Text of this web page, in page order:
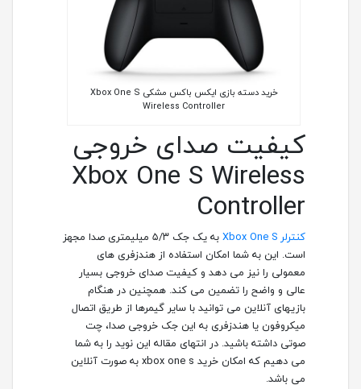
خرید دسته بازی ایکس باکس مشکی Xbox One S
Wireless Controller
کیفیت صدای خروجی
Xbox One S Wireless
Controller
کنترلر Xbox One S
به یک جک ۵/۳ میلیمتری صدا مجهز
است. این به شما امکان استفاده از هندزفری های
معمولی را نیز می دهد و کیفیت صدای خروجی بسیار
عالی و واضح را تضمین می کند. همچنین در هنگام
بازیهای آنلاین می توانید با سایر گیمرها از طریق اتصال
میکروفون یا هندزفری به این جک خروجی صدا، چت
صوتی داشته باشید. در انتهای مقاله این نوید را به شما
می دهیم که امکان خرید xbox one s به صورت آنلاین
می باشد.